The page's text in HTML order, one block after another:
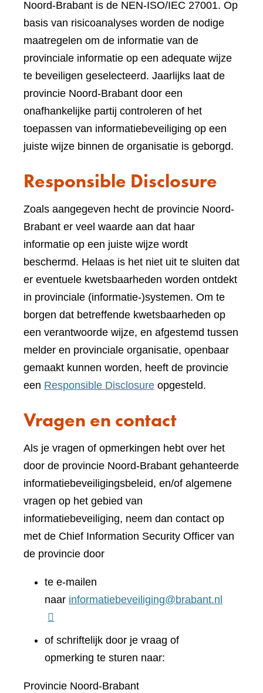
Noord-Brabant is de NEN-ISO/IEC 27001. Op
basis van risicoanalyses worden de nodige
maatregelen om de informatie van de
provinciale informatie op een adequate wijze
te beveiligen geselecteerd. Jaarlijks laat de
provincie Noord-Brabant door een
onafhankelijke partij controleren of het
toepassen van informatiebeveiliging op een
juiste wijze binnen de organisatie is geborgd.
Responsible Disclosure
Zoals aangegeven hecht de provincie Noord-
Brabant er veel waarde aan dat haar
informatie op een juiste wijze wordt
beschermd. Helaas is het niet uit te sluiten dat
er eventuele kwetsbaarheden worden ontdekt
in provinciale (informatie-)systemen. Om te
borgen dat betreffende kwetsbaarheden op
een verantwoorde wijze, en afgestemd tussen
melder en provinciale organisatie, openbaar
gemaakt kunnen worden, heeft de provincie
een Responsible Disclosure opgesteld.
Vragen en contact
Als je vragen of opmerkingen hebt over het
door de provincie Noord-Brabant gehanteerde
informatiebeveiligingsbeleid, en/of algemene
vragen op het gebied van
informatiebeveiliging, neem dan contact op
met de Chief Information Security Officer van
de provincie door
te e-mailen
naar informatiebeveiliging@brabant.nl
of schriftelijk door je vraag of
opmerking te sturen naar:
Provincie Noord-Brabant